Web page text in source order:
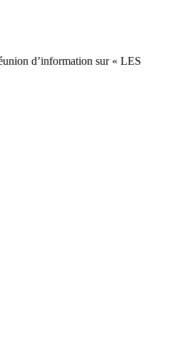
d’information sur « LES